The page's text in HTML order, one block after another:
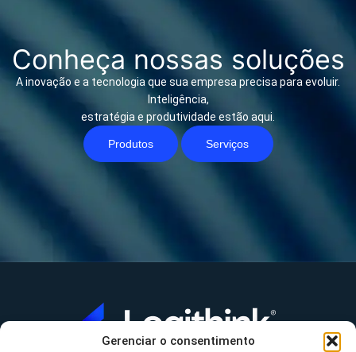
Gerenciar o consentimento
Conheça nossas soluções
A inovação e a tecnologia que sua empresa precisa para evoluir.
Inteligência,
estratégia e produtividade estão aqui.
Produtos Serviços